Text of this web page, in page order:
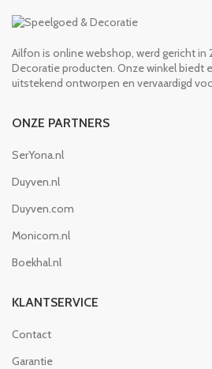
Ailfon is online webshop, werd gericht in
Decoratie producten. Onze winkel biedt
uitstekend ontworpen en vervaardigd
ONZE PARTNERS
SerYona.nl
Duyven.nl
Duyven.com
Monicom.nl
Boekhal.nl
KLANTSERVICE
Contact
Garantie